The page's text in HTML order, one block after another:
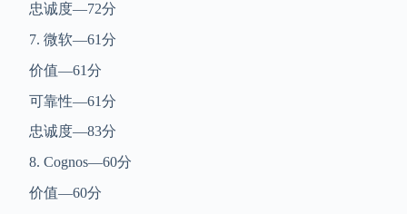
忠诚度—72分
7. 微软—61分
价值—61分
可靠性—61分
忠诚度—83分
8. Cognos—60分
价值—60分